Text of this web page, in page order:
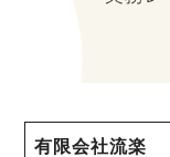
有限会社流楽